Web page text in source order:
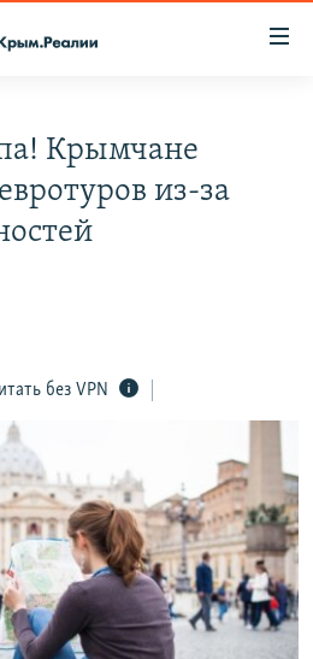
Крымчане
из-за
без VPN